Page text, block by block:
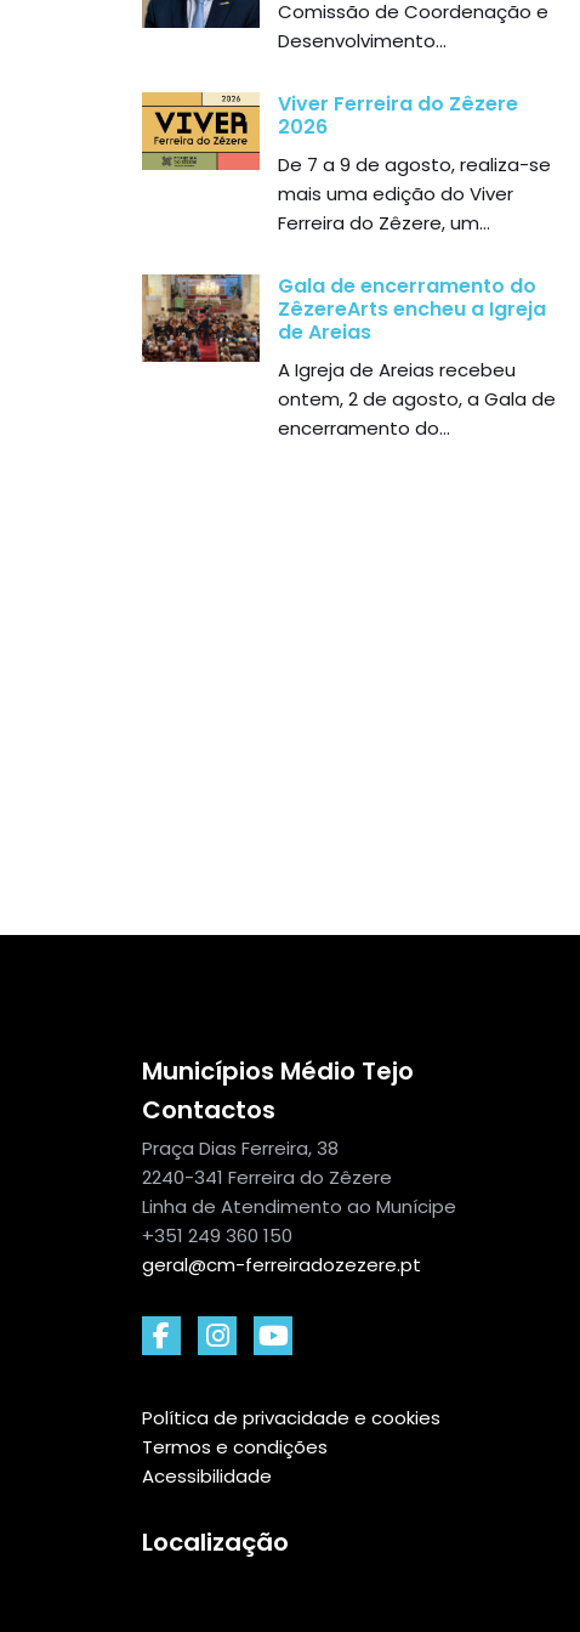
Comissão de Coordenação e
Desenvolvimento...
Viver Ferreira do Zêzere
2026
De 7 a 9 de agosto, realiza-se
mais uma edição do Viver
Ferreira do Zêzere, um...
Gala de encerramento do
ZêzereArts encheu a Igreja
de Areias
A Igreja de Areias recebeu
ontem, 2 de agosto, a Gala de
encerramento do...
Municípios Médio Tejo
Contactos
Praça Dias Ferreira, 38
2240-341 Ferreira do Zêzere
Linha de Atendimento ao Munícipe
+351 249 360 150
geral@cm-ferreiradozezere.pt
Política de privacidade e cookies
Termos e condições
Acessibilidade
Localização